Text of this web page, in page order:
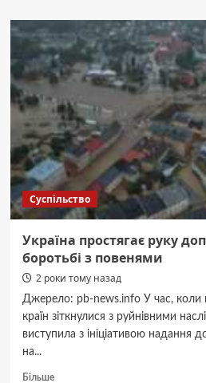
отримали
нову
техніку
для
посилення
(ФОТО)
Суспільство
Україна простягає руку
боротьбі з повенями
2 роки тому назад
Джерело: pb-news.info У час, коли
країн зіткнулися з руйнівними
виступила з ініціативою надання
на...
БільшеДокладніше